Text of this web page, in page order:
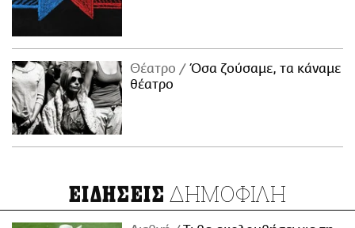
Θέατρο
Όσα ζούσαμε, τα κάναμε
θέατρο
ΕΙΔΗΣΕΙΣ ΔΗΜΟΦΙΛΗ